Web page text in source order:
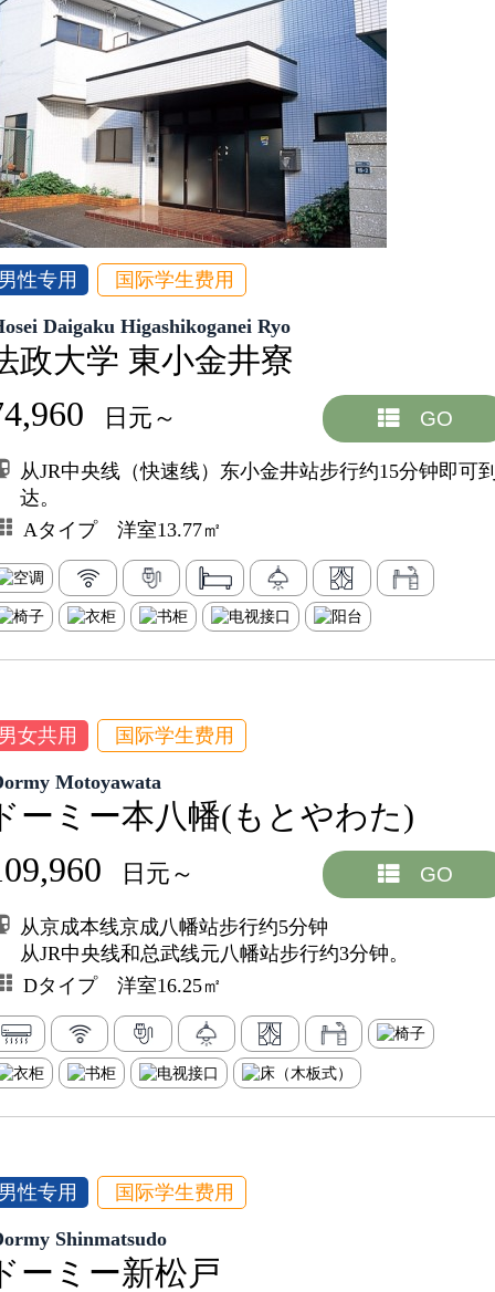
性专用 国际学生费用
Daigaku Higashikoganei Ryo
政大学 東小金井寮
日元～ GO
从JR中央线（快速线）东小金井站步行约15分钟即可
达。
Aタイプ 洋室13.77㎡
女共用 国际学生费用
Motoyawata
ーミー本八幡(もとやわた)
日元～ GO
从京成本线京成八幡站步行约5分钟
从JR中央线和总武线元八幡站步行约3分钟。
Dタイプ 洋室16.25㎡
性专用 国际学生费用
Shinmatsudo
ーミー新松戸